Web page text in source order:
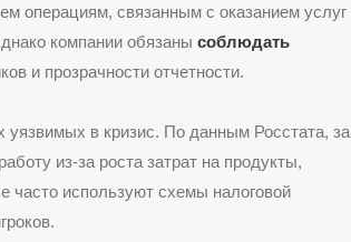
операциям, связанным с оказанием услуг
компании обязаны соблюдать
и прозрачности отчетности.
в кризис. По данным Росстата, за
из-за роста затрат на продукты,
часто используют схемы налоговой